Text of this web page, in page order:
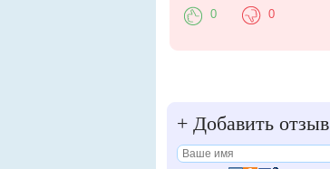
0 0
+ Добавить отзыв